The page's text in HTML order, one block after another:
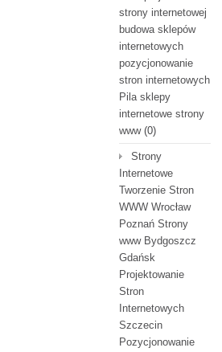
strony internetowej
budowa sklepów
internetowych
pozycjonowanie
stron internetowych
Pila sklepy
internetowe strony
www(0)
Strony
Internetowe
Tworzenie Stron
WWW Wrocław
Poznań Strony
www Bydgoszcz
Gdańsk
Projektowanie
Stron
Internetowych
Szczecin
Pozycjonowanie